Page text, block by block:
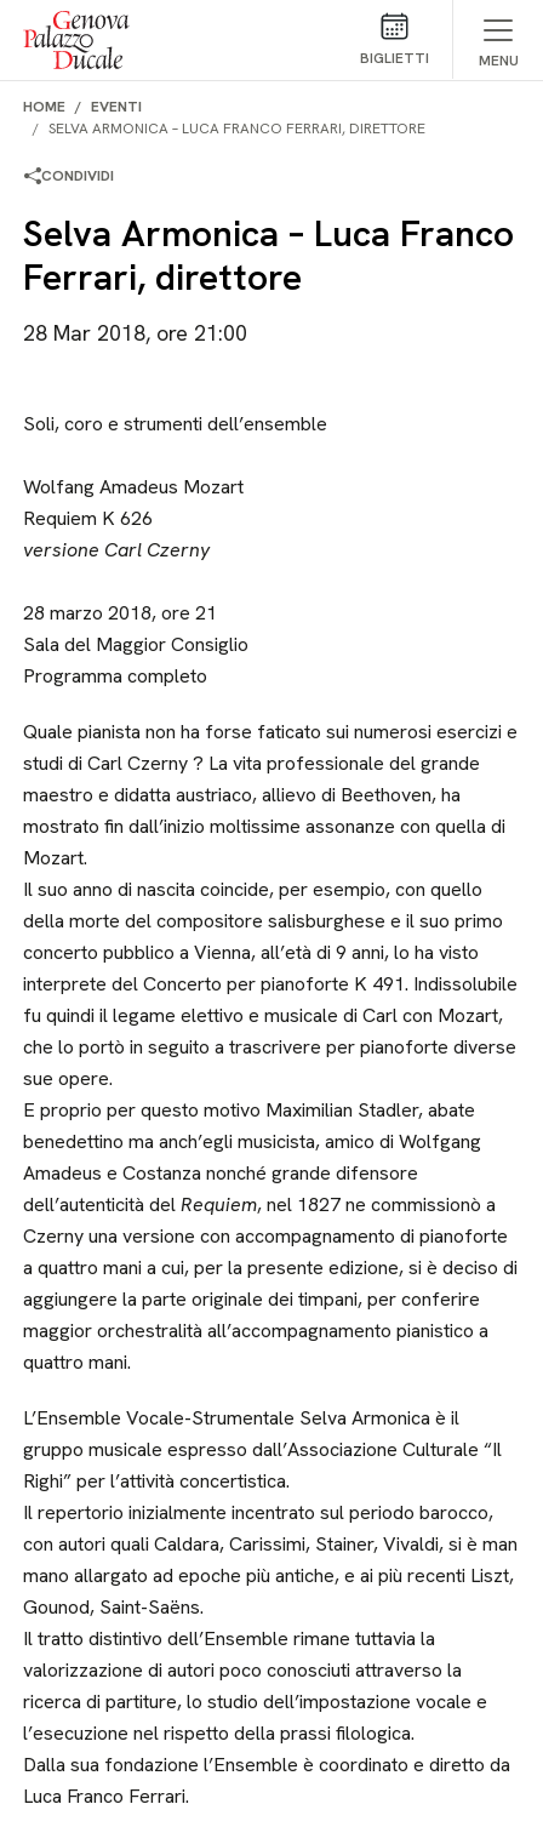
Salta al contenuto
BIGLIETTI MENU
HOME
EVENTI
SELVA ARMONICA – LUCA FRANCO FERRARI, DIRETTORE
CONDIVIDI
Selva Armonica – Luca Franco
Ferrari, direttore
28 Mar 2018, ore 21:00
Soli, coro e strumenti dell’ensemble
Wolfang Amadeus Mozart
Requiem K 626
versione Carl Czerny
28 marzo 2018, ore 21
Sala del Maggior Consiglio
Programma completo
Quale pianista non ha forse faticato sui numerosi esercizi e
studi di Carl Czerny ? La vita professionale del grande
maestro e didatta austriaco, allievo di Beethoven, ha
mostrato fin dall’inizio moltissime assonanze con quella di
Mozart.
Il suo anno di nascita coincide, per esempio, con quello
della morte del compositore salisburghese e il suo primo
concerto pubblico a Vienna, all’età di 9 anni, lo ha visto
interprete del Concerto per pianoforte K 491. Indissolubile
fu quindi il legame elettivo e musicale di Carl con Mozart,
che lo portò in seguito a trascrivere per pianoforte diverse
sue opere.
E proprio per questo motivo Maximilian Stadler, abate
benedettino ma anch’egli musicista, amico di Wolfgang
Amadeus e Costanza nonché grande difensore
dell’autenticità delRequiem, nel 1827 ne commissionò a
Czerny una versione con accompagnamento di pianoforte
a quattro mani a cui, per la presente edizione, si è deciso di
aggiungere la parte originale dei timpani, per conferire
maggior orchestralità all’accompagnamento pianistico a
quattro mani.
L’Ensemble Vocale-Strumentale Selva Armonica è il
gruppo musicale espresso dall’Associazione Culturale “Il
Righi” per l’attività concertistica.
Il repertorio inizialmente incentrato sul periodo barocco,
con autori quali Caldara, Carissimi, Stainer, Vivaldi, si è man
mano allargato ad epoche più antiche, e ai più recenti Liszt,
Gounod, Saint-Saëns.
Il tratto distintivo dell’Ensemble rimane tuttavia la
valorizzazione di autori poco conosciuti attraverso la
ricerca di partiture, lo studio dell’impostazione vocale e
l’esecuzione nel rispetto della prassi filologica.
Dalla sua fondazione l’Ensemble è coordinato e diretto da
Luca Franco Ferrari.